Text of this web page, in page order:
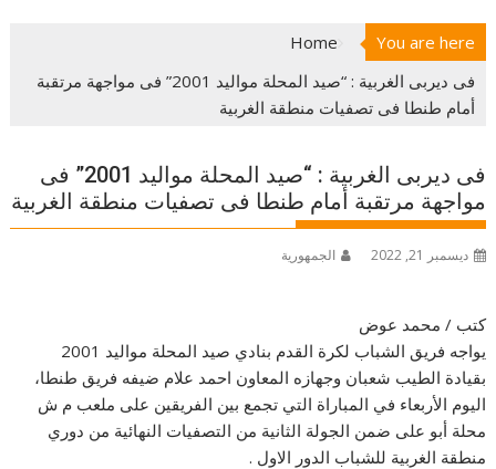
You are here
Home
فى ديربى الغربية : “صيد المحلة مواليد 2001” فى مواجهة مرتقبة
أمام طنطا فى تصفيات منطقة الغربية
فى ديربى الغربية : “صيد المحلة مواليد 2001” فى
مواجهة مرتقبة أمام طنطا فى تصفيات منطقة الغربية
ديسمبر 21, 2022 الجمهورية
كتب / محمد عوض
يواجه فريق الشباب لكرة القدم بنادي صيد المحلة مواليد 2001
بقيادة الطيب شعبان وجهازه المعاون احمد علام ضيفه فريق طنطا،
اليوم الأربعاء في المباراة التي تجمع بين الفريقين على ملعب م ش
محلة أبو على ضمن الجولة الثانية من التصفيات النهائية من دوري
منطقة الغربية للشباب الدور الاول .